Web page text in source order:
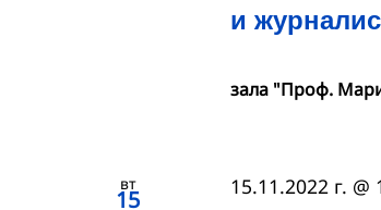
и
зала "Проф.
вт
15 15.11.2022 г. @